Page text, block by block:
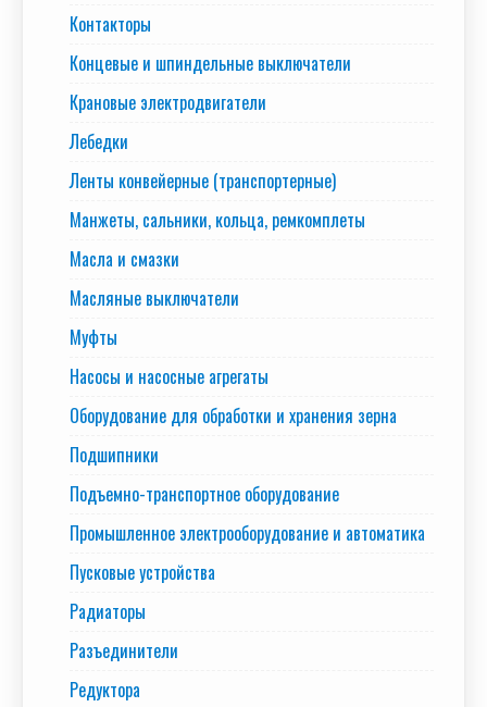
Контакторы
Концевые и шпиндельные выключатели
Крановые электродвигатели
Лебедки
Ленты конвейерные (транспортерные)
Манжеты, сальники, кольца, ремкомплеты
Масла и смазки
Масляные выключатели
Муфты
Насосы и насосные агрегаты
Оборудование для обработки и хранения зерна
Подшипники
Подъемно-транспортное оборудование
Промышленное электрооборудование и автоматика
Пусковые устройства
Радиаторы
Разъединители
Редуктора